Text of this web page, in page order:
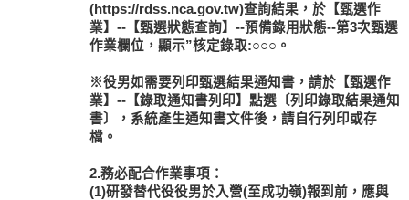
(https://rdss.nca.gov.tw)查詢結果，於【甄選作
業】--【甄選狀態查詢】--預備錄用狀態--第3次甄選
作業欄位，顯示”核定錄取:○○○。
※役男如需要列印甄選結果通知書，請於【甄選作
業】--【錄取通知書列印】點選〔列印錄取結果通知
書〕，系統產生通知書文件後，請自行列印或存
檔。
2.務必配合作業事項：
(1)研發替代役役男於入營(至成功嶺)報到前，應與